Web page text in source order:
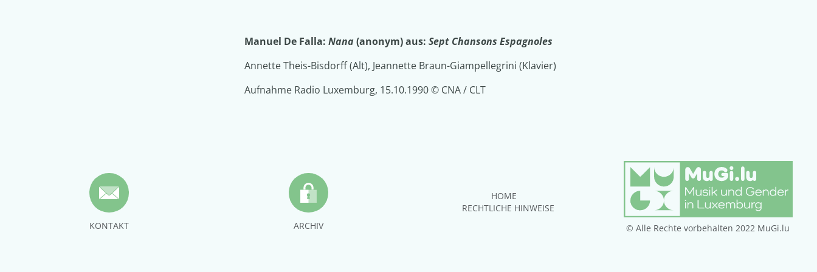
Manuel De Falla: Nana(anonym) aus: Sept Chansons Espagnoles
Annette Theis-Bisdorff (Alt), Jeannette Braun-Giampellegrini (Klavier)
Aufnahme Radio Luxemburg, 15.10.1990 © CNA / CLT
KONTAKT ARCHIV
HOME
RECHTLICHE HINWEISE
© Alle Rechte vorbehalten 2022 MuGi.lu